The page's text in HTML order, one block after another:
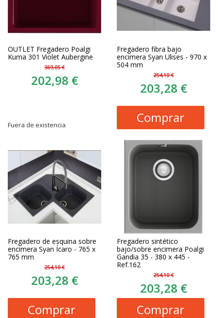
OUTLET Fregadero Poalgi
Kuma 301 Violet Aubergine
369,05 €
202,98 €
Fuera de existencia
Fregadero fibra bajo
encimera Syan Ulises - 970 x
504 mm
254,10 €
203,28 €
Comprar
Fregadero de esquina sobre
encimera Syan Ícaro - 765 x
765 mm
254,10 €
203,28 €
Comprar
Fregadero sintético
bajo/sobre encimera Poalgi
Gandia 35 - 380 x 445 -
Ref.162
254,10 €
203,28 €
Comprar